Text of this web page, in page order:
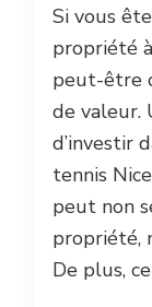
Si vous
propriété
peut-être
de valeur.
d’investir
tennis
peut non
propriété,
De plus,